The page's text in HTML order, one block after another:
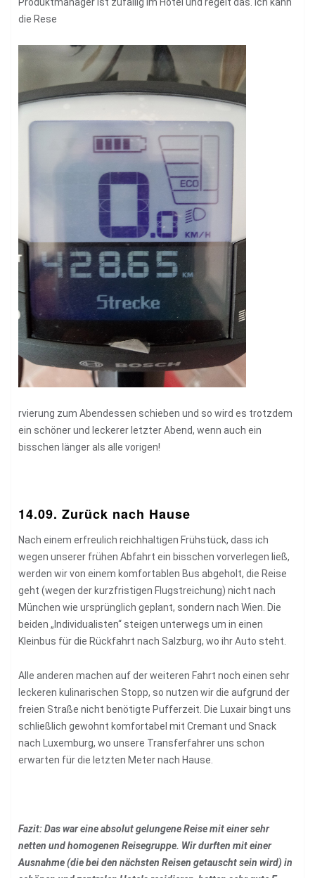
Produktmanager ist zufällig im Hotel und regelt das. Ich kann
die Rese
rvierung zum Abendessen schieben und so wird es trotzdem
ein schöner und leckerer letzter Abend, wenn auch ein
bisschen länger als alle vorigen!
14.09. Zurück nach Hause
Nach einem erfreulich reichhaltigen Frühstück, dass ich
wegen unserer frühen Abfahrt ein bisschen vorverlegen ließ,
werden wir von einem komfortablen Bus abgeholt, die Reise
geht (wegen der kurzfristigen Flugstreichung) nicht nach
München wie ursprünglich geplant, sondern nach Wien. Die
beiden „Individualisten“ steigen unterwegs um in einen
Kleinbus für die Rückfahrt nach Salzburg, wo ihr Auto steht.
Alle anderen machen auf der weiteren Fahrt noch einen sehr
leckeren kulinarischen Stopp, so nutzen wir die aufgrund der
freien Straße nicht benötigte Pufferzeit. Die Luxair bingt uns
schließlich gewohnt komfortabel mit Cremant und Snack
nach Luxemburg, wo unsere Transferfahrer uns schon
erwarten für die letzten Meter nach Hause.
Fazit: Das war eine absolut gelungene Reise mit einer sehr
netten und homogenen Reisegruppe. Wir durften mit einer
Ausnahme (die bei den nächsten Reisen getauscht sein wird) in